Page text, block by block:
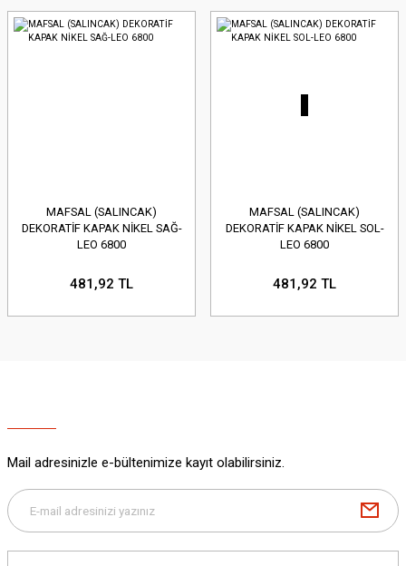
MAFSAL (SALINCAK)
DEKORATİF KAPAK NİKEL SAĞ-
LEO 6800
481,92 TL
MAFSAL (SALINCAK)
DEKORATİF KAPAK NİKEL SOL-
LEO 6800
481,92 TL
Mail adresinizle e-bültenimize kayıt olabilirsiniz.